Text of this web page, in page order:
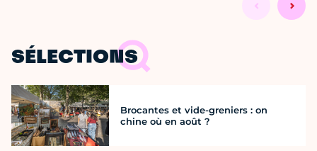
SÉLECTIONS
Brocantes et vide-greniers : on
chine où en août ?